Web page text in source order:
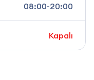
08:00-20:00
Kapalı